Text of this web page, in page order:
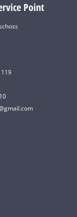
Point